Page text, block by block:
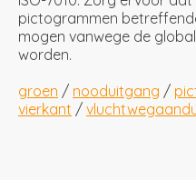
pictogrammen
mogen vanwege de
worden.
groen / nooduitgang /
vierkant /